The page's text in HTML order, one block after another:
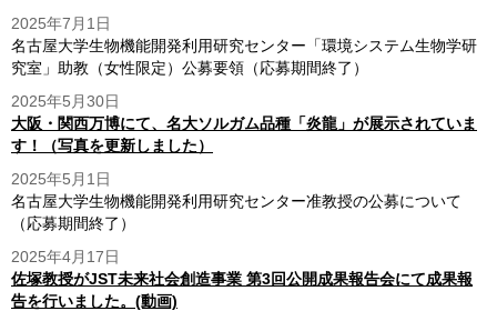
2025年7月1日
名古屋大学生物機能開発利用研究センター「環境システム生物学研
究室」助教（女性限定）公募要領（応募期間終了）
2025年5月30日
大阪・関西万博にて、名大ソルガム品種「炎龍」が展示されていま
す！（写真を更新しました）
2025年5月1日
名古屋大学生物機能開発利用研究センター准教授の公募について
（応募期間終了）
2025年4月17日
佐塚教授がJST未来社会創造事業 第3回公開成果報告会にて成果報
告を行いました。(動画)